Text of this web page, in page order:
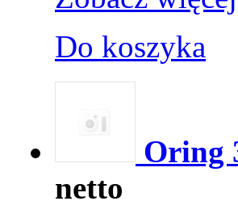
Do koszyka
Oring
netto